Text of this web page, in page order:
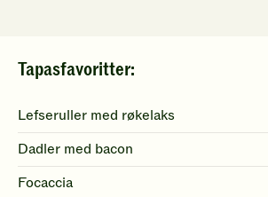
Tapasfavoritter:
Lefseruller med røkelaks
Dadler med bacon
Focaccia